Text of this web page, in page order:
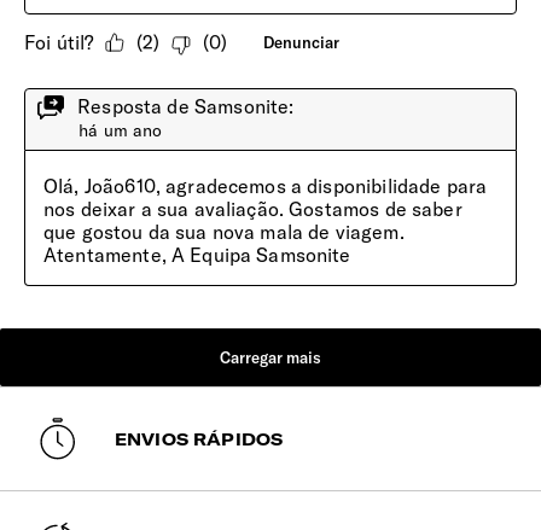
ENVIOS RÁPIDOS